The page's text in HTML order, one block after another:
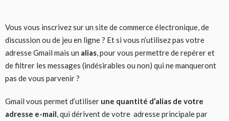
Vous vous inscrivez sur un site de commerce électronique, de
discussion ou de jeu en ligne ? Et si vous n’utilisez pas votre
adresse Gmail mais un alias, pour vous permettre de repérer et
de filtrer les messages (indésirables ou non) qui ne manqueront
pas de vous parvenir ?
Gmail vous permet d’utiliser une quantité d’alias de votre
adresse e-mail, qui dérivent de votre adresse principale par